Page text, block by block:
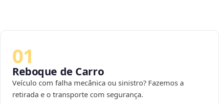
01
Reboque de Carro
Veículo com falha mecânica ou sinistro? Fazemos a
retirada e o transporte com segurança.